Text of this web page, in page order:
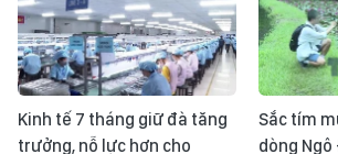
Kinh tế 7 tháng giữ đà tăng
trưởng, nỗ lực hơn cho
Sắc tím
dòng Ngô